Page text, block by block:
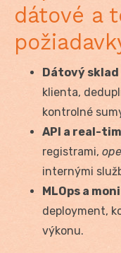
dátové a
Dátový
klienta,
kontrolné
API a real-
registrami,
internými
MLOps a
deployment,
výkonu.